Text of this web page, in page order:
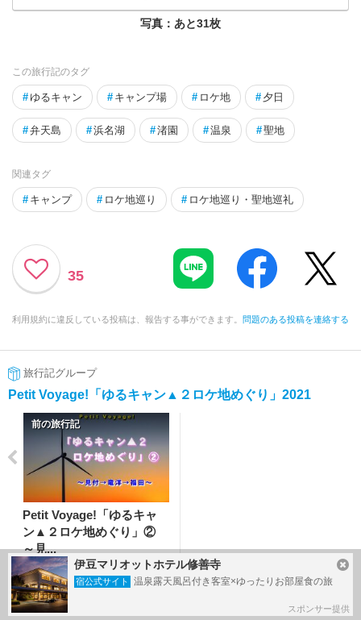
写真：あと31枚
この旅行記のタグ
#ゆるキャン # キャンプ場 # ロケ地 # 夕日
#弁天島 #浜名湖 #渚園 #温泉 #聖地
関連タグ
# キャンプ # ロケ地巡り # ロケ地巡り・聖地巡礼
35
利用規約に違反している投稿は、報告する事ができます。 問題のある投稿を連絡する
旅行記グループ
Petit Voyage!「ゆるキャン▲２ロケ地めぐり」2021
前の旅行記
Petit Voyage!「ゆるキャ
ン▲２ロケ地めぐり」②
～見...
2021/08/04～
磐田
伊豆マリオットホテル修善寺
宿公式サイト 温泉露天風呂付き客室×ゆったりお部屋食の旅
スポンサー提供